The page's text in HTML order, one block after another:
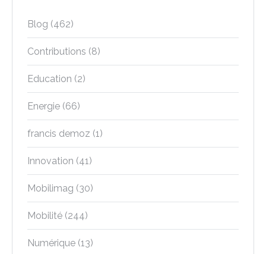
Blog (462)
Contributions (8)
Education (2)
Energie (66)
francis demoz (1)
Innovation (41)
Mobilimag (30)
Mobilité (244)
Numérique (13)